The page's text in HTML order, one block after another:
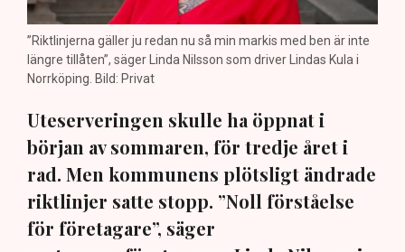
”Riktlinjerna gäller ju redan nu så min markis med ben är inte
längre tillåten”, säger Linda Nilsson som driver Lindas Kula i
Norrköping. Bild: Privat
Uteserveringen skulle ha öppnat i
början av sommaren, för tredje året i
rad. Men kommunens plötsligt ändrade
riktlinjer satte stopp. ”Noll förståelse
för företagare”, säger